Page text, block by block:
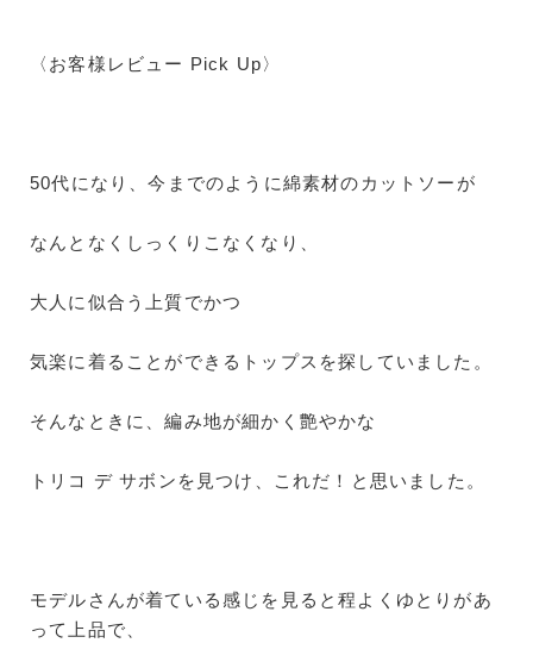
〈お客様レビュー Pick Up〉
50代になり、今までのように綿素材のカットソーが
なんとなくしっくりこなくなり、
大人に似合う上質でかつ
気楽に着ることができるトップスを探していました。
そんなときに、編み地が細かく艶やかな
トリコ デ サボンを見つけ、これだ！と思いました。
モデルさんが着ている感じを見ると程よくゆとりがあ
って上品で、